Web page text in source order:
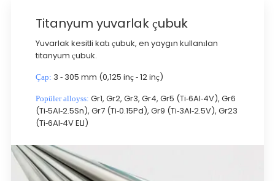
Titanyum yuvarlak çubuk
Yuvarlak kesitli katı çubuk, en yaygın kullanılan
titanyum çubuk.
Çap: 3 - 305 mm (0,125 inç - 12 inç)
Popüler alloyss: Gr1, Gr2, Gr3, Gr4, Gr5 (Ti-6Al-4V), Gr6
(Ti-5Al-2.5Sn), Gr7 (Ti-0.15Pd), Gr9 (Ti-3Al-2.5V), Gr23
(Ti-6Al-4V ELI)